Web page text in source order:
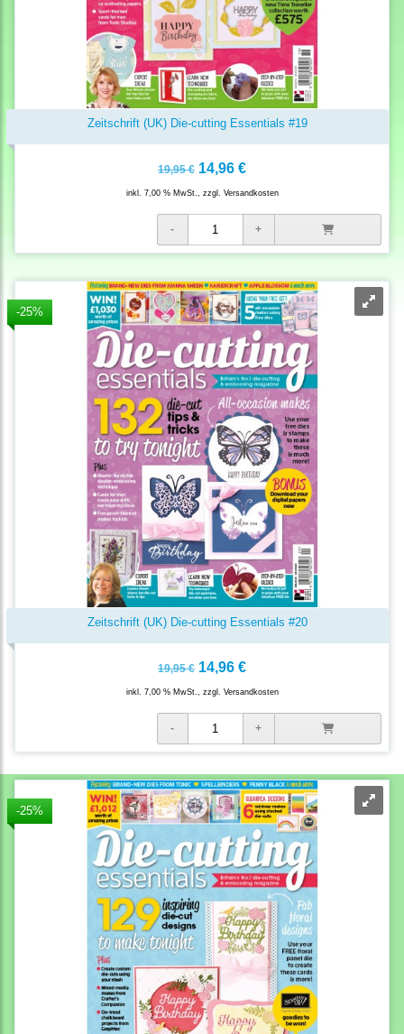
Zeitschrift (UK) Die-cutting Essentials #19
19,95 € 14,96 €
inkl. 7,00 % MwSt., zzgl. Versandkosten
-25%
Zeitschrift (UK) Die-cutting Essentials #20
19,95 € 14,96 €
inkl. 7,00 % MwSt., zzgl. Versandkosten
-25%